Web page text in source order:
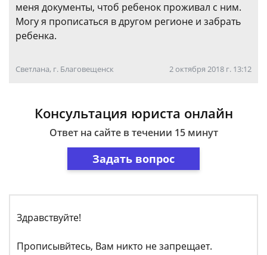
меня документы, чтоб ребенок проживал с ним.
Могу я прописаться в другом регионе и забрать
ребенка.
Светлана, г. Благовещенск 2 октября 2018 г. 13:12
Консультация юриста онлайн
Ответ на сайте в течении 15 минут
Задать вопрос
Здравствуйте!
Прописывйтесь, Вам никто не запрещает.